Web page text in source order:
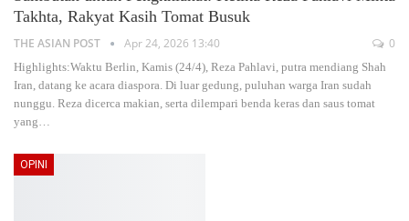
Takhta, Rakyat Kasih Tomat Busuk
THE ASIAN POST Apr 24, 2026 13:40 0
Highlights:Waktu Berlin, Kamis (24/4), Reza Pahlavi, putra mendiang Shah
Iran, datang ke acara diaspora. Di luar gedung, puluhan warga Iran sudah
nunggu. Reza dicerca makian, serta dilempari benda keras dan saus tomat
yang…
OPINI